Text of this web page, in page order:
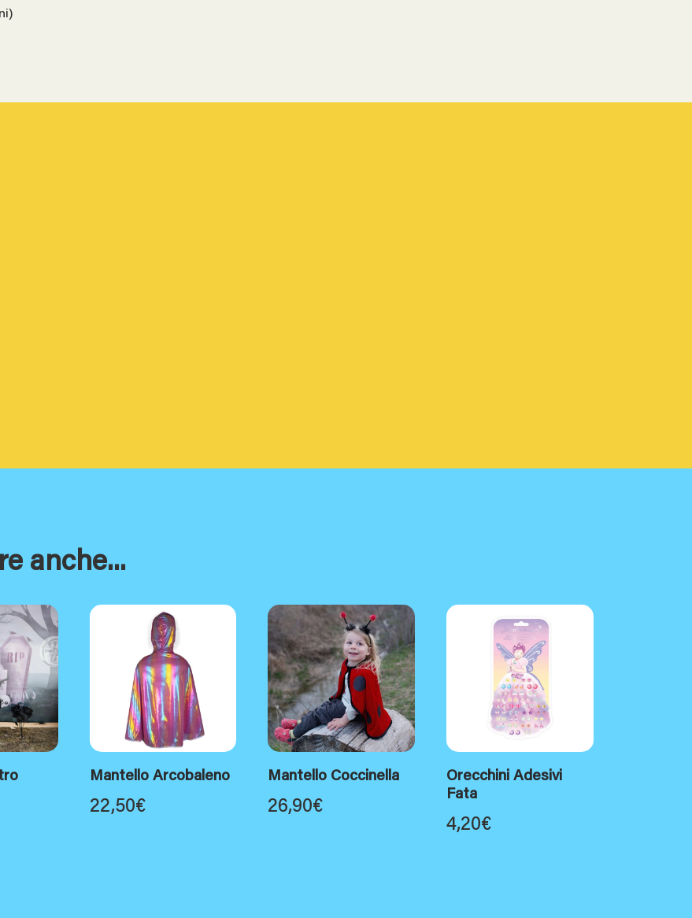
anche...
Mantello Arcobaleno
22,50€
Mantello Coccinella
26,90€
Orecchini Adesivi
Fata
4,20€